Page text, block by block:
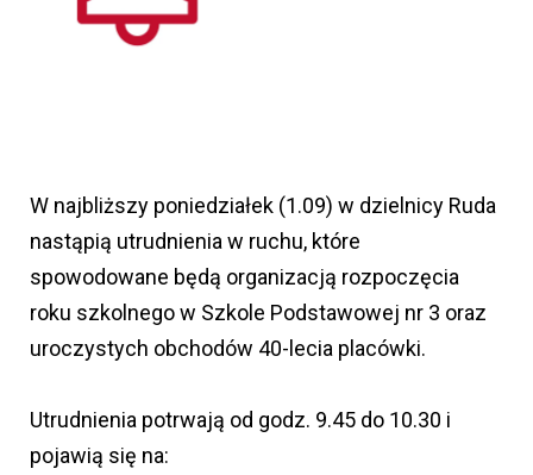
W najbliższy poniedziałek (1.09) w dzielnicy Ruda
nastąpią utrudnienia w ruchu, które
spowodowane będą organizacją rozpoczęcia
roku szkolnego w Szkole Podstawowej nr 3 oraz
uroczystych obchodów 40-lecia placówki.
Utrudnienia potrwają od godz. 9.45 do 10.30 i
pojawią się na: